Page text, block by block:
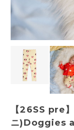
【26SS pre
ニ)Doggies